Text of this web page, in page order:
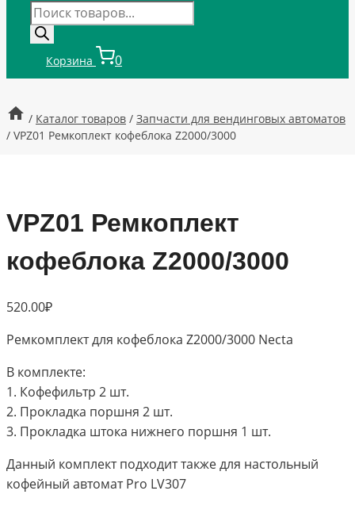
Поиск
товаров
Корзина 0
/ Каталог товаров / Запчасти для вендинговых автоматов
/ VPZ01 Ремкоплект кофеблока Z2000/3000
VPZ01 Ремкоплект
кофеблока Z2000/3000
520.00₽
Ремкомплект для кофеблока Z2000/3000 Necta
В комплекте:
1. Кофефильтр 2 шт.
2. Прокладка поршня 2 шт.
3. Прокладка штока нижнего поршня 1 шт.
Данный комплект подходит также для настольный
кофейный автомат Pro LV307